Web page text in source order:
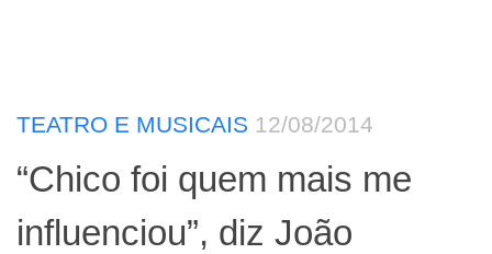
TEATRO E MUSICAIS 12/08/2014
“Chico foi quem mais me
influenciou”, diz João